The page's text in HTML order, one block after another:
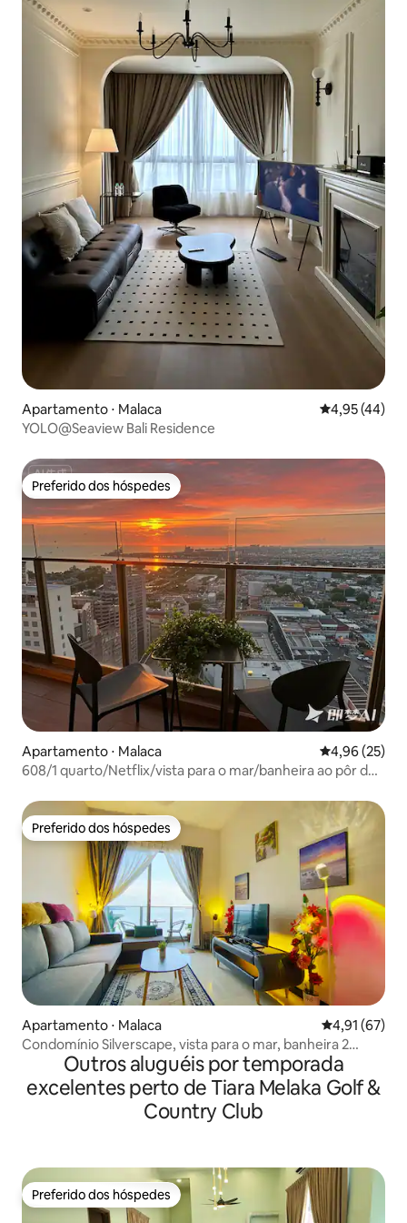
Apartamento ⋅ Malaca 4,95 de uma
4,95 (44)
YOLO@Seaview Bali Residence
Preferido dos hóspedes
Preferido dos hóspedes
Apartamento ⋅ Malaca 4,96 de uma
4,96 (25)
608/1 quarto/Netflix/vista para o mar/banheira ao pôr do
Preferido dos hóspedes
Preferido dos hóspedes
Apartamento ⋅ Malaca 4,91 de uma
4,91 (67)
Condomínio Silverscape, vista para o mar, banheira 2
quartos, 4 camas, Wi-Fi
Outros aluguéis por temporada
excelentes perto de Tiara Melaka Golf &
Country Club
Preferido dos hóspedes
Preferido dos hóspedes